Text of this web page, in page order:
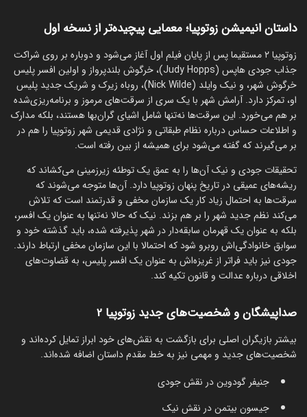
داستان انیمیشن زوتوپیا؛ معمایی پیچیده‌تر از نسخه اول
زوتوپیا ۲ مستقیما پس از پایان فیلم اول آغاز می‌شود و دوباره بر روی شراکت
جذاب جودی هاپس (Judy Hopps)، خرگوش بلندپرواز و اولین افسر پلیس
خرگوش شهر، و نیک وایلد (Nick Wilde)، روباه زیرک و شریک جدید پلیس
او، تمرکز دارد. آرامش شهر با یک سری از سرقت‌های مرموز و برنامه‌ریزی‌شده
بر هم می‌خورد. این سرقت‌ها نه‌تنها شامل اشیای گران‌بها هستند، بلکه مدارک
و اطلاعات حساس درباره‌ نظام طبقاتی و نژادی قدیمی شهر زوتوپیا را هم در
بر می‌گیرند که گفته می‌شود برای همیشه از بین رفته است.
تحقیقات جودی و نیک آن‌ها را به عمق یک توطئه زیرزمینی می‌کشاند که
ریشه‌های عمیقی در تاریخ پنهان زوتوپیا دارد. آن‌ها متوجه می‌شوند که
سرقت‌ها به احتمال زیاد کار یک سازمان مخفی و قدرتمند است که تلاش
می‌کند نظم جدید شهر را بر هم بزند. نیک که حالا نه‌تنها به عنوان یک افسر،
بلکه به عنوان یک قهرمان سابقه‌دار در شهر پذیرفته شده، باید گذشته‌ خود و
سوابق خانوادگی‌اش روبرو شود که احتمالا با این سازمان مخفی ارتباط دارند.
جودی نیز باید فراتر از غریزه‌اش به عنوان یک افسر پلیس، به قضاوت‌های
اخلاقی درباره عدالت و قانون تکیه کند.
صداپیشگان و شخصیت‌های جدید زوتوپیا 2
بیشتر بازیگران اصلی برای بازگشت به نقش‌های خود ابراز تمایل کرده‌اند و
شخصیت‌های جدید و مهمی نیز به خط مقدم داستان اضافه شده‌اند.
جنیفر گودوین در نقش جودی
جیسون بیتمن در نقش نیک